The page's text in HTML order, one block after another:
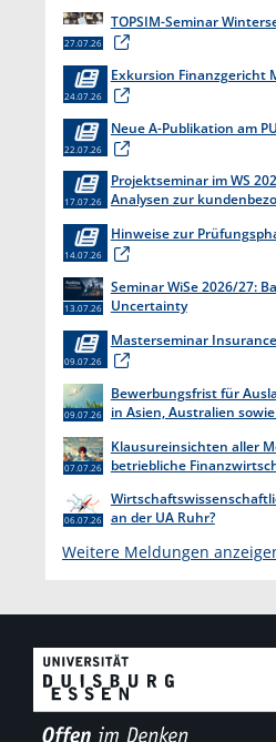
TOPSIM-Seminar
27.07.26
Exkursion Finanzgericht
24.07.26
Neue A-Publikation am
22.07.26
Projektseminar im WS
Analysen zur
17.07.26
Hinweise zur
14.07.26
Seminar WiSe 2026/27:
Uncertainty
13.07.26
Masterseminar
09.07.26
Bewerbungsfrist für
in Asien, Australien
09.07.26
Klausureinsichten aller
betriebliche
07.07.26
an der UA Ruhr?
06.07.26
Weitere Meldungen